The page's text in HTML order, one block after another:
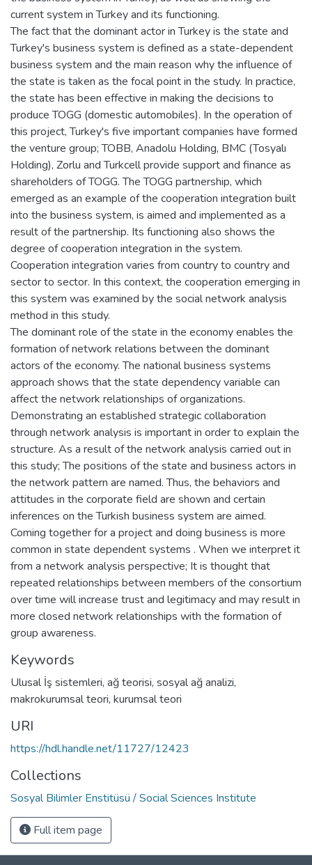
current system in Turkey and its functioning.
The fact that the dominant actor in Turkey is the state and
Turkey's business system is defined as a state-dependent
business system and the main reason why the influence of
the state is taken as the focal point in the study. In practice,
the state has been effective in making the decisions to
produce TOGG (domestic automobiles). In the operation of
this project, Turkey's five important companies have formed
the venture group; TOBB, Anadolu Holding, BMC (Tosyalı
Holding), Zorlu and Turkcell provide support and finance as
shareholders of TOGG. The TOGG partnership, which
emerged as an example of the cooperation integration built
into the business system, is aimed and implemented as a
result of the partnership. Its functioning also shows the
degree of cooperation integration in the system.
Cooperation integration varies from country to country and
sector to sector. In this context, the cooperation emerging in
this system was examined by the social network analysis
method in this study.
The dominant role of the state in the economy enables the
formation of network relations between the dominant
actors of the economy. The national business systems
approach shows that the state dependency variable can
affect the network relationships of organizations.
Demonstrating an established strategic collaboration
through network analysis is important in order to explain the
structure. As a result of the network analysis carried out in
this study; The positions of the state and business actors in
the network pattern are named. Thus, the behaviors and
attitudes in the corporate field are shown and certain
inferences on the Turkish business system are aimed.
Coming together for a project and doing business is more
common in state dependent systems . When we interpret it
from a network analysis perspective; It is thought that
repeated relationships between members of the consortium
over time will increase trust and legitimacy and may result in
more closed network relationships with the formation of
group awareness.
Keywords
Ulusal İş sistemleri, ağ teorisi, sosyal ağ analizi,
makrokurumsal teori, kurumsal teori
URI
https://hdl.handle.net/11727/12423
Collections
Sosyal Bilimler Enstitüsü / Social Sciences Institute
Full item page